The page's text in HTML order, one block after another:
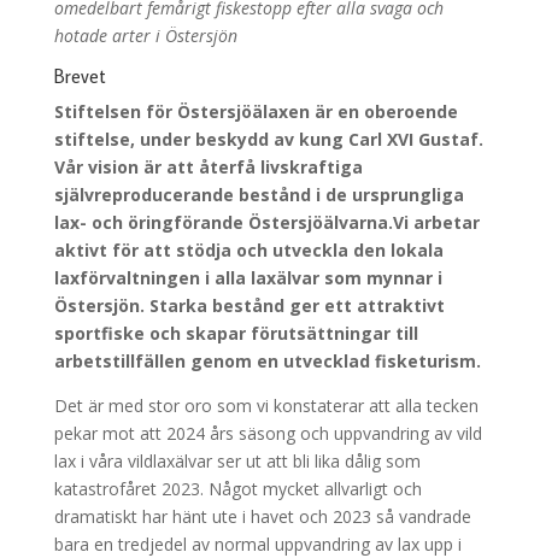
omedelbart femårigt fiskestopp efter alla svaga och
hotade arter i Östersjön
Brevet
Stiftelsen för Östersjöälaxen är en oberoende
stiftelse, under beskydd av kung Carl XVI Gustaf.
Vår vision är att återfå livskraftiga
självreproducerande bestånd i de ursprungliga
lax- och öringförande Östersjöälvarna.Vi arbetar
aktivt för att stödja och utveckla den lokala
laxförvaltningen i alla laxälvar som mynnar i
Östersjön. Starka bestånd ger ett attraktivt
sportfiske och skapar förutsättningar till
arbetstillfällen genom en utvecklad fisketurism.
Det är med stor oro som vi konstaterar att alla tecken
pekar mot att 2024 års säsong och uppvandring av vild
lax i våra vildlaxälvar ser ut att bli lika dålig som
katastrofåret 2023. Något mycket allvarligt och
dramatiskt har hänt ute i havet och 2023 så vandrade
bara en tredjedel av normal uppvandring av lax upp i